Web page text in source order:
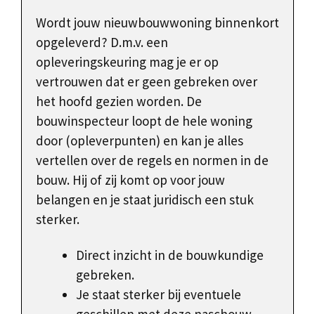
Wordt jouw nieuwbouwwoning binnenkort
opgeleverd? D.m.v. een
opleveringskeuring mag je er op
vertrouwen dat er geen gebreken over
het hoofd gezien worden. De
bouwinspecteur loopt de hele woning
door (opleverpunten) en kan je alles
vertellen over de regels en normen in de
bouw. Hij of zij komt op voor jouw
belangen en je staat juridisch een stuk
sterker.
Direct inzicht in de bouwkundige
gebreken.
Je staat sterker bij eventuele